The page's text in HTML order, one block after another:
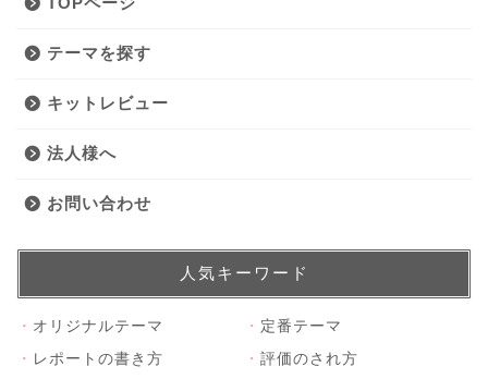
テーマを探す
キットレビュー
法人様へ
お問い合わせ
人気キーワード
・ オリジナルテーマ ・ 定番テーマ
・ レポートの書き方 ・ 評価のされ方